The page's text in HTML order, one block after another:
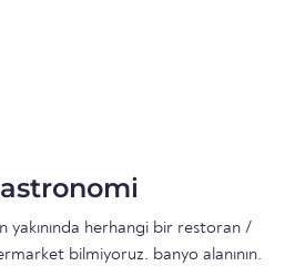
yakınında herhangi bir restoran /
bilmiyoruz. banyo alanının.